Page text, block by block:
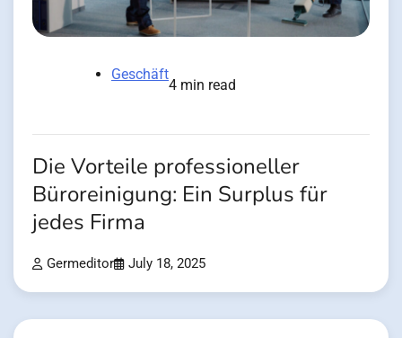
Geschäft
4 min read
Die Vorteile professioneller
Büroreinigung: Ein Surplus für
jedes Firma
Germeditor July 18, 2025